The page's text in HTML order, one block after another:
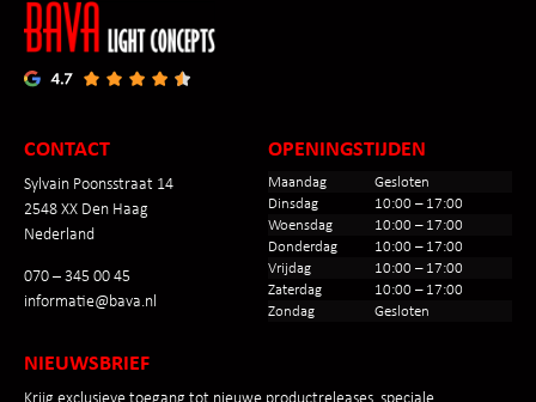
CONTACT
Sylvain Poonsstraat 14
2548 XX Den Haag
Nederland
070 – 345 00 45
informatie@bava.nl
OPENINGSTIJDEN
Maandag
Gesloten
Dinsdag
10:00 – 17:00
Woensdag
10:00 – 17:00
Donderdag
10:00 – 17:00
Vrijdag
10:00 – 17:00
Zaterdag
10:00 – 17:00
Zondag
Gesloten
NIEUWSBRIEF
Krijg exclusieve toegang tot nieuwe productreleases, speciale